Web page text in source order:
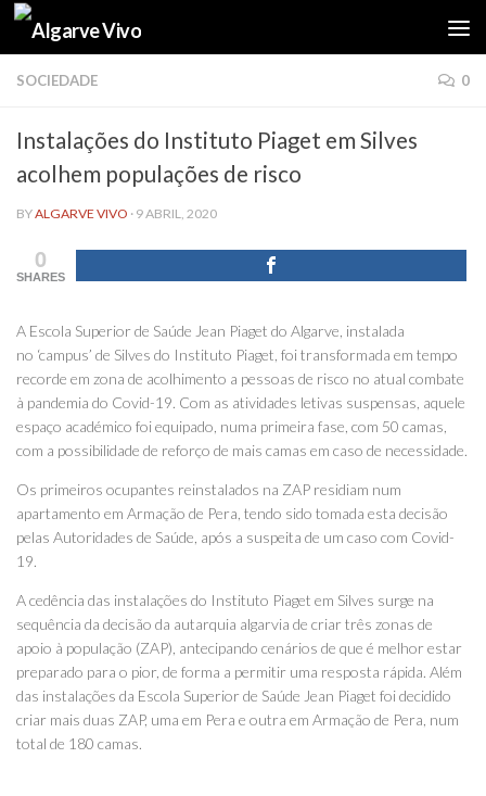
Skip to content
SOCIEDADE 0
Instalações do Instituto Piaget em Silves
acolhem populações de risco
BYALGARVE VIVO · 9 ABRIL, 2020
0
SHARES
A Escola Superior de Saúde Jean Piaget do Algarve, instalada
no ‘campus’ de Silves do Instituto Piaget, foi transformada em tempo
recorde em zona de acolhimento a pessoas de risco no atual combate
à pandemia do Covid-19. Com as atividades letivas suspensas, aquele
espaço académico foi equipado, numa primeira fase, com 50 camas,
com a possibilidade de reforço de mais camas em caso de necessidade.
Os primeiros ocupantes reinstalados na ZAP residiam num
apartamento em Armação de Pera, tendo sido tomada esta decisão
pelas Autoridades de Saúde, após a suspeita de um caso com Covid-
19.
A cedência das instalações do Instituto Piaget em Silves surge na
sequência da decisão da autarquia algarvia de criar três zonas de
apoio à população (ZAP), antecipando cenários de que é melhor estar
preparado para o pior, de forma a permitir uma resposta rápida. Além
das instalações da Escola Superior de Saúde Jean Piaget foi decidido
criar mais duas ZAP, uma em Pera e outra em Armação de Pera, num
total de 180 camas.